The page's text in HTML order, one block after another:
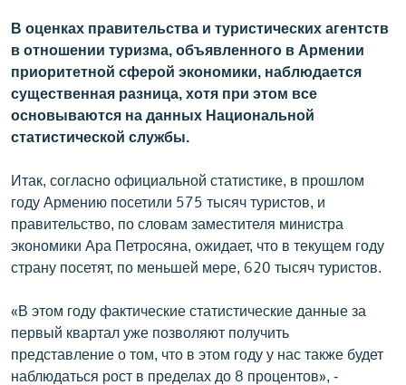
ԱՐԽԻՎ
ՏԵՍԱՆՅՈՒԹԵՐ
ԲԱՆԱՎԵՃ
ՁԳՏԵԼՈՎ ԼԱՎԱԳՈՒՅՆԻՆ
Հայերեն
English
Русский
ՀԵՏԵՎԵՔ ՄԵԶ
В оценках правительства и туристических агентств
в отношении туризма, объявленного в Армении
приоритетной сферой экономики, наблюдается
существенная разница, хотя при этом все
основываются на данных Национальной
статистической службы.
Итак, согласно официальной статистике, в прошлом
году Армению посетили 575 тысяч туристов, и
правительство, по словам заместителя министра
экономики Ара Петросяна, ожидает, что в текущем году
страну посетят, по меньшей мере, 620 тысяч туристов.
«В этом году фактические статистические данные за
первый квартал уже позволяют получить
представление о том, что в этом году у нас также будет
наблюдаться рост в пределах до 8 процентов», -